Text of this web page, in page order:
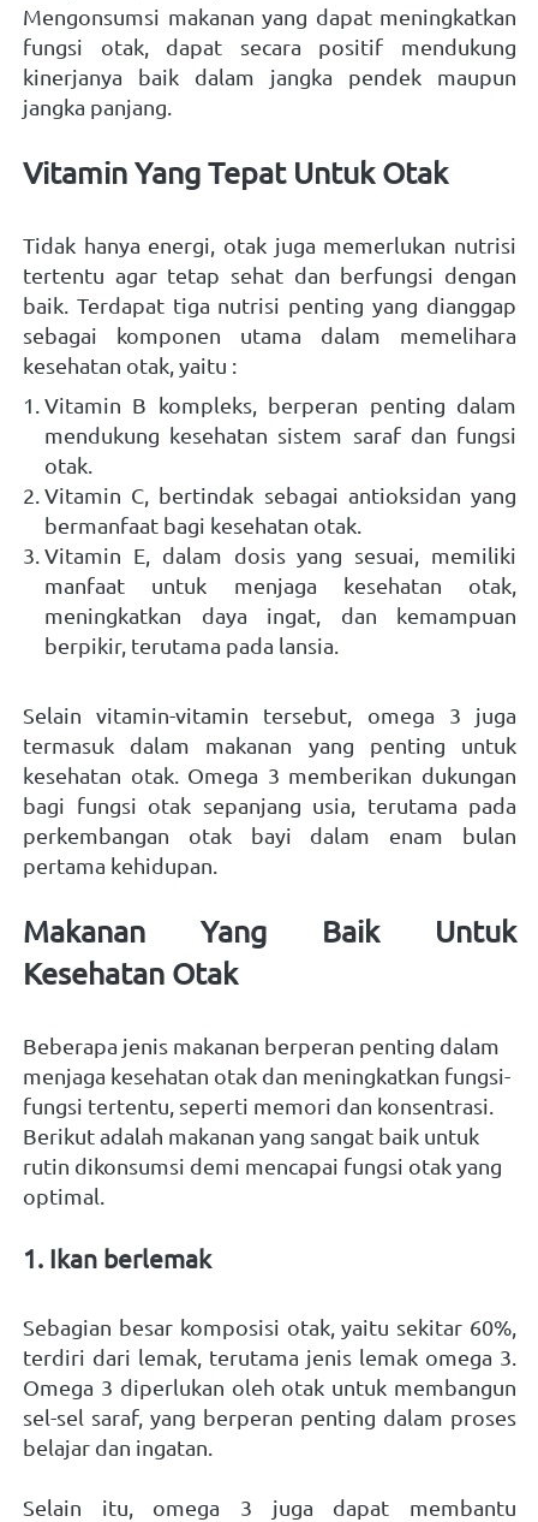
Mengonsumsi makanan yang dapat meningkatkan
fungsi otak, dapat secara positif mendukung
kinerjanya baik dalam jangka pendek maupun
jangka panjang.
Vitamin Yang Tepat Untuk Otak
Tidak hanya energi, otak juga memerlukan nutrisi
tertentu agar tetap sehat dan berfungsi dengan
baik. Terdapat tiga nutrisi penting yang dianggap
sebagai komponen utama dalam memelihara
kesehatan otak, yaitu :
Vitamin B kompleks, berperan penting dalam
mendukung kesehatan sistem saraf dan fungsi
otak.
Vitamin C, bertindak sebagai antioksidan yang
bermanfaat bagi kesehatan otak.
Vitamin E, dalam dosis yang sesuai, memiliki
manfaat untuk menjaga kesehatan otak,
meningkatkan daya ingat, dan kemampuan
berpikir, terutama pada lansia.
Selain vitamin-vitamin tersebut, omega 3 juga
termasuk dalam makanan yang penting untuk
kesehatan otak. Omega 3 memberikan dukungan
bagi fungsi otak sepanjang usia, terutama pada
perkembangan otak bayi dalam enam bulan
pertama kehidupan.
Makanan Yang Baik Untuk
Kesehatan Otak
Beberapa jenis makanan berperan penting dalam
menjaga kesehatan otak dan meningkatkan fungsi-
fungsi tertentu, seperti memori dan konsentrasi.
Berikut adalah makanan yang sangat baik untuk
rutin dikonsumsi demi mencapai fungsi otak yang
optimal.
1. Ikan berlemak
Sebagian besar komposisi otak, yaitu sekitar 60%,
terdiri dari lemak, terutama jenis lemak omega 3.
Omega 3 diperlukan oleh otak untuk membangun
sel-sel saraf, yang berperan penting dalam proses
belajar dan ingatan.
Selain itu, omega 3 juga dapat membantu